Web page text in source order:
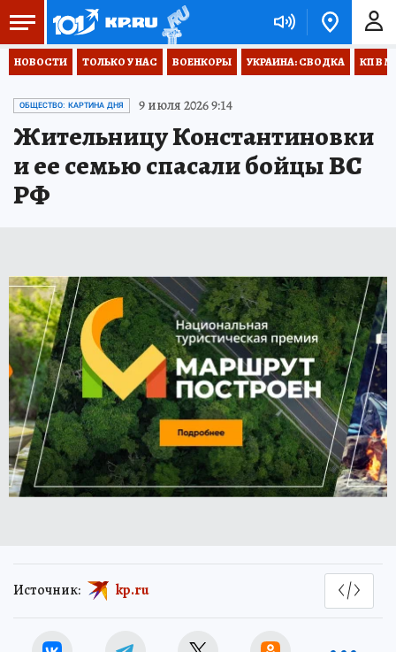
НОВОСТИ ТОЛЬКО У НАС ВОЕНКОРЫ УКРАИНА: СВОДКА КП В
ОБЩЕСТВО: КАРТИНА ДНЯ 9 июля 2026 9:14
Жительницу Константиновки
и ее семью спасали бойцы ВС
РФ
Источник: kp.ru